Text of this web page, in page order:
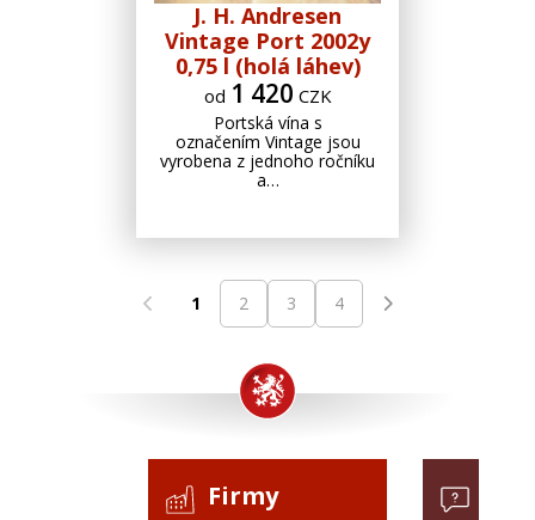
J. H. Andresen
Vintage Port 2002y
0,75 l (holá láhev)
od 1 420 CZK
Portská vína s
označením Vintage jsou
vyrobena z jednoho ročníku
a…
1 2 3 4
Firmy